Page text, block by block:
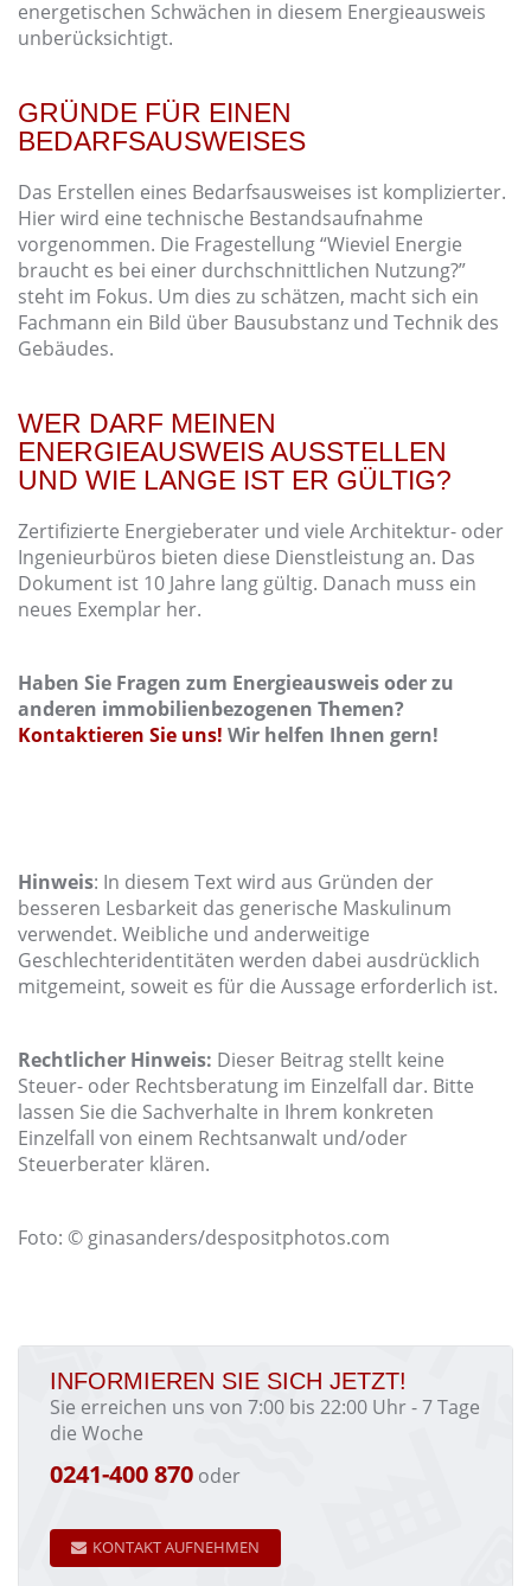
energetischen Schwächen in diesem Energieausweis
unberücksichtigt.
GRÜNDE FÜR EINEN
BEDARFSAUSWEISES
Das Erstellen eines Bedarfsausweises ist komplizierter.
Hier wird eine technische Bestandsaufnahme
vorgenommen. Die Fragestellung “Wieviel Energie
braucht es bei einer durchschnittlichen Nutzung?”
steht im Fokus. Um dies zu schätzen, macht sich ein
Fachmann ein Bild über Bausubstanz und Technik des
Gebäudes.
WER DARF MEINEN
ENERGIEAUSWEIS AUSSTELLEN
UND WIE LANGE IST ER GÜLTIG?
Zertifizierte Energieberater und viele Architektur- oder
Ingenieurbüros bieten diese Dienstleistung an. Das
Dokument ist 10 Jahre lang gültig. Danach muss ein
neues Exemplar her.
Haben Sie Fragen zum Energieausweis oder zu
anderen immobilienbezogenen Themen?
Kontaktieren Sie uns! Wir helfen Ihnen gern!
Hinweis: In diesem Text wird aus Gründen der
besseren Lesbarkeit das generische Maskulinum
verwendet. Weibliche und anderweitige
Geschlechteridentitäten werden dabei ausdrücklich
mitgemeint, soweit es für die Aussage erforderlich ist.
Rechtlicher Hinweis: Dieser Beitrag stellt keine
Steuer- oder Rechtsberatung im Einzelfall dar. Bitte
lassen Sie die Sachverhalte in Ihrem konkreten
Einzelfall von einem Rechtsanwalt und/oder
Steuerberater klären.
Foto: © ginasanders/despositphotos.com
INFORMIEREN SIE SICH JETZT!
Sie erreichen uns von 7:00 bis 22:00 Uhr - 7 Tage
die Woche
0241-400 870 oder
KONTAKT AUFNEHMEN